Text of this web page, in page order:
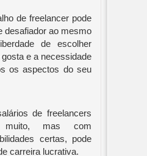
de freelancer pode
desafiador ao mesmo
de escolher
e a necessidade
os aspectos do seu
de freelancers
muito, mas com
certas, pode
carreira lucrativa.